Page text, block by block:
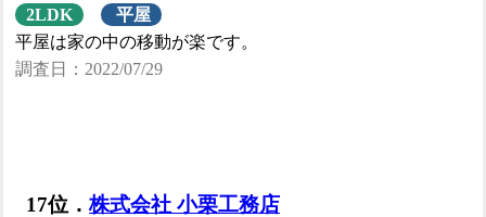
2LDK
平屋
平屋は家の中の移動が楽です。
調査日：2022/07/29
17位．株式会社 小栗工務店